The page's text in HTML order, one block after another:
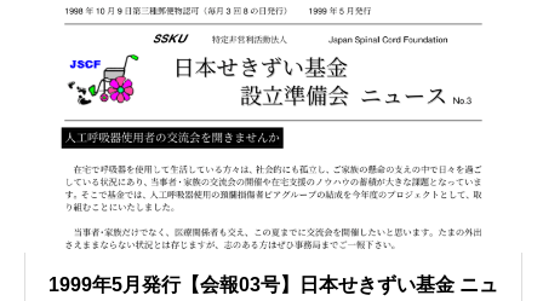
1999年5月発行【会報03号】日本せきずい基金 ニュ